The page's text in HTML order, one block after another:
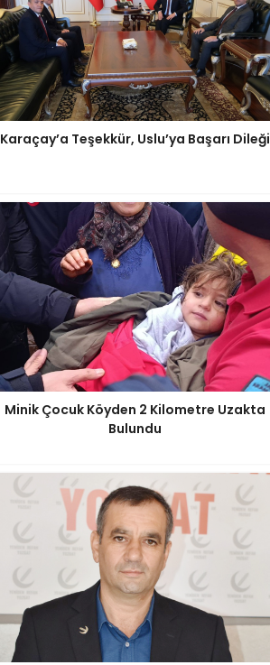
Karaçay’a Teşekkür, Uslu’ya Başarı Dileği
Minik Çocuk Köyden 2 Kilometre Uzakta
Bulundu